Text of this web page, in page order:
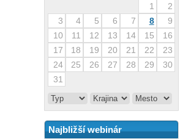
1
2
3
4 5 6 7 8
9
10
11 12 13 14 15
16
17
18 19 20 21 22
23
24
25 26 27 28 29
30
31
Najbližší webinár